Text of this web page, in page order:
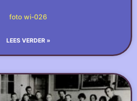
foto wi-026
LEES VERDER »